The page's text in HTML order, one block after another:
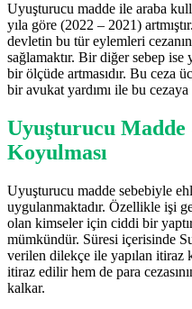
Uyuşturucu madde ile araba
yıla göre (2022 – 2021)
devletin bu tür eylemleri cezanın
sağlamaktır. Bir diğer sebep ise
bir ölçüde artmasıdır. Bu ceza
bir avukat yardımı ile bu
Uyuşturucu Madde
Koyulması
Uyuşturucu madde sebebiyle
uygulanmaktadır. Özellikle işi
olan kimseler için ciddi bir
mümkündür. Süresi içerisinde
verilen dilekçe ile yapılan itiraz
itiraz edilir hem de para
kalkar.